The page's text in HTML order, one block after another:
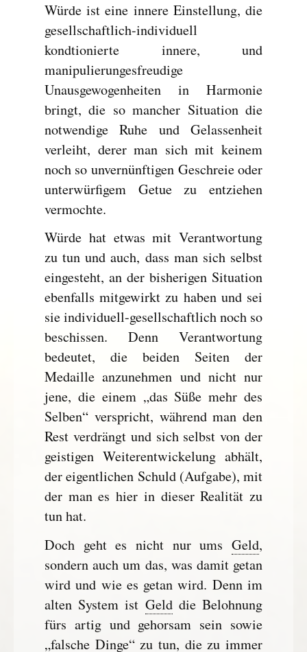
Würde ist eine innere Einstellung, die
gesellschaftlich-individuell
kondtionierte innere, und
manipulierungesfreudige
Unausgewogenheiten in Harmonie
bringt, die so mancher Situation die
notwendige Ruhe und Gelassenheit
verleiht, derer man sich mit keinem
noch so unvernünftigen Geschreie oder
unterwürfigem Getue zu entziehen
vermochte.
Würde hat etwas mit Verantwortung
zu tun und auch, dass man sich selbst
eingesteht, an der bisherigen Situation
ebenfalls mitgewirkt zu haben und sei
sie individuell-gesellschaftlich noch so
beschissen. Denn Verantwortung
bedeutet, die beiden Seiten der
Medaille anzunehmen und nicht nur
jene, die einem „das Süße mehr des
Selben“ verspricht, während man den
Rest verdrängt und sich selbst von der
geistigen Weiterentwickelung abhält,
der eigentlichen Schuld (Aufgabe), mit
der man es hier in dieser Realität zu
tun hat.
Doch geht es nicht nur umsGeld,
sondern auch um das, was damit getan
wird und wie es getan wird. Denn im
alten System ist Gelddie Belohnung
fürs artig und gehorsam sein sowie
„falsche Dinge“ zu tun, die zu immer